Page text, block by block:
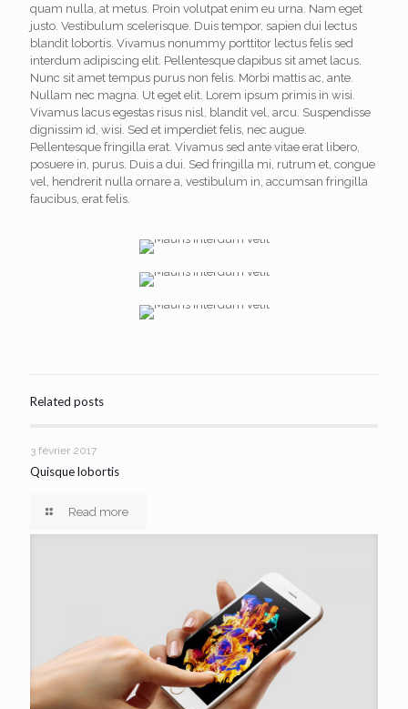
quam nulla, at metus. Proin volutpat enim eu urna. Nam eget
justo. Vestibulum scelerisque. Duis tempor, sapien dui lectus
blandit lobortis. Vivamus nonummy porttitor lectus felis sed
interdum adipiscing elit. Pellentesque dapibus sit amet lacus.
Nunc sit amet tempus purus non felis. Morbi mattis ac, ante.
Nullam nec magna. Ut eget elit. Lorem ipsum primis in wisi.
Vivamus lacus egestas risus nisl, blandit vel, arcu. Suspendisse
dignissim id, wisi. Sed et imperdiet felis, nec augue.
Pellentesque fringilla erat. Vivamus sed ante vitae erat libero,
posuere in, purus. Duis a dui. Sed fringilla mi, rutrum et, congue
vel, hendrerit nulla ornare a, vestibulum in, accumsan fringilla
faucibus, erat felis.
Related posts
3 février 2017
Quisque lobortis
Read more